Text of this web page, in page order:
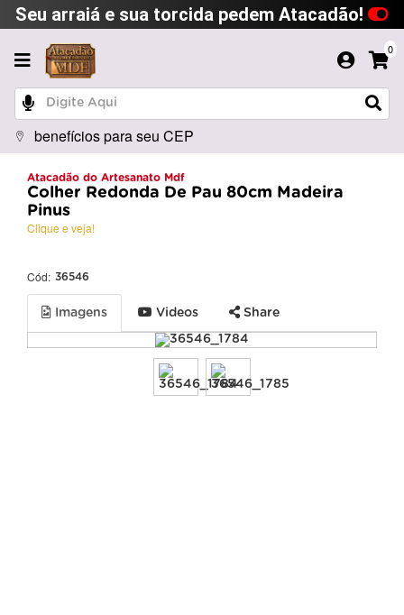
Seu arraiá e sua torcida pedem Atacadão!
0
benefícios para seu CEP
Atacadão do Artesanato Mdf
Colher Redonda De Pau 80cm Madeira
Pinus
Clique e veja!
Cód: 36546
Imagens Videos Share